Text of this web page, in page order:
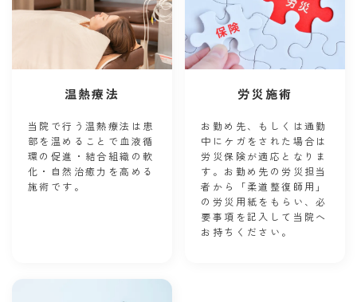
温熱療法
当院で行う温熱療法は患
部を温めることで血液循
環の促進・結合組織の軟
化・自然治癒力を高める
施術です。
労災施術
お勤め先、もしくは通勤
中にケガをされた場合は
労災保険が適応となりま
す。お勤め先の労災担当
者から「柔道整復師用」
の労災用紙をもらい、必
要事項を記入して当院へ
お持ちください。